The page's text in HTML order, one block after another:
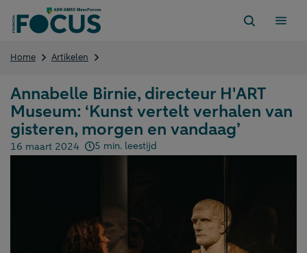
naar
Home Artikelen
H’ART
Museum:
vertelt
verhalen
Annabelle Birnie, directeur H'ART
Museum: ‘Kunst vertelt verhalen van
gisteren, morgen en vandaag’
Gepubliceerd op:
16 maart 2024 5 min. leestijd